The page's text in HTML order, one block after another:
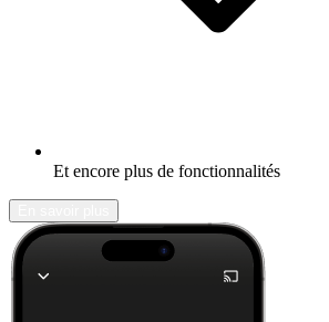
Et encore plus de fonctionnalités